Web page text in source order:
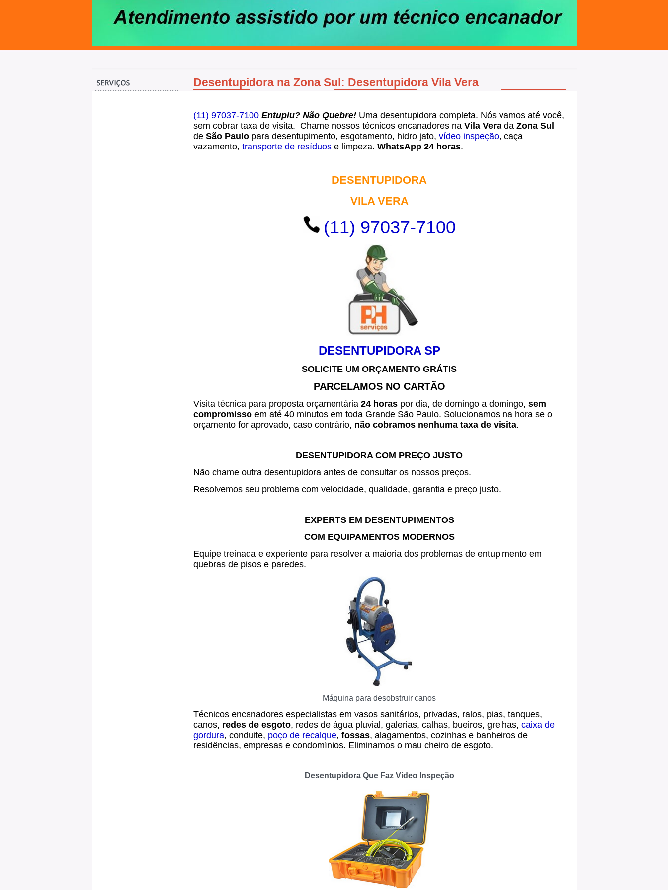
Desentupidora na Zona Sul: Desentupidora Vila Vera
(11) 97037-7100Entupiu? Não Quebre! Uma desentupidora completa. Nós vamos até você,
sem cobrar taxa de visita. Chame nossos técnicos encanadores na Vila Vera da Zona Sul
de São Paulopara desentupimento, esgotamento, hidro jato, vídeo inspeção, caça
vazamento, transporte de resíduose limpeza. WhatsApp 24 horas.
DESENTUPIDORA
VILA VERA
(11) 97037-7100
DESENTUPIDORA SP
SOLICITE UM ORÇAMENTO GRÁTIS
PARCELAMOS NO CARTÃO
Visita técnica para proposta orçamentária 24 horaspor dia, de domingo a domingo, sem
compromissoem até 40 minutos em toda Grande São Paulo. Solucionamos na hora se o
orçamento for aprovado, caso contrário, não cobramos nenhuma taxa de visita.
DESENTUPIDORA COM PREÇO JUSTO
Não chame outra desentupidora antes de consultar os nossos preços.
Resolvemos seu problema com velocidade, qualidade, garantia e preço justo.
EXPERTS EM DESENTUPIMENTOS
COM EQUIPAMENTOS MODERNOS
Equipe treinada e experiente para resolver a maioria dos problemas de entupimento em
quebras de pisos e paredes.
Máquina para desobstruir canos
Técnicos encanadores especialistas em vasos sanitários, privadas, ralos, pias, tanques,
canos, redes de esgoto, redes de água pluvial, galerias, calhas, bueiros, grelhas, caixa de
gordura, conduite, poço de recalque, fossas, alagamentos, cozinhas e banheiros de
residências, empresas e condomínios. Eliminamos o mau cheiro de esgoto.
Desentupidora Que Faz Vídeo Inspeção